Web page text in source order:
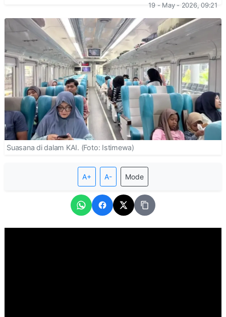
19 - May - 2026, 09:21
Suasana di dalam KAI. (Foto: Istimewa)
A+ A- Mode